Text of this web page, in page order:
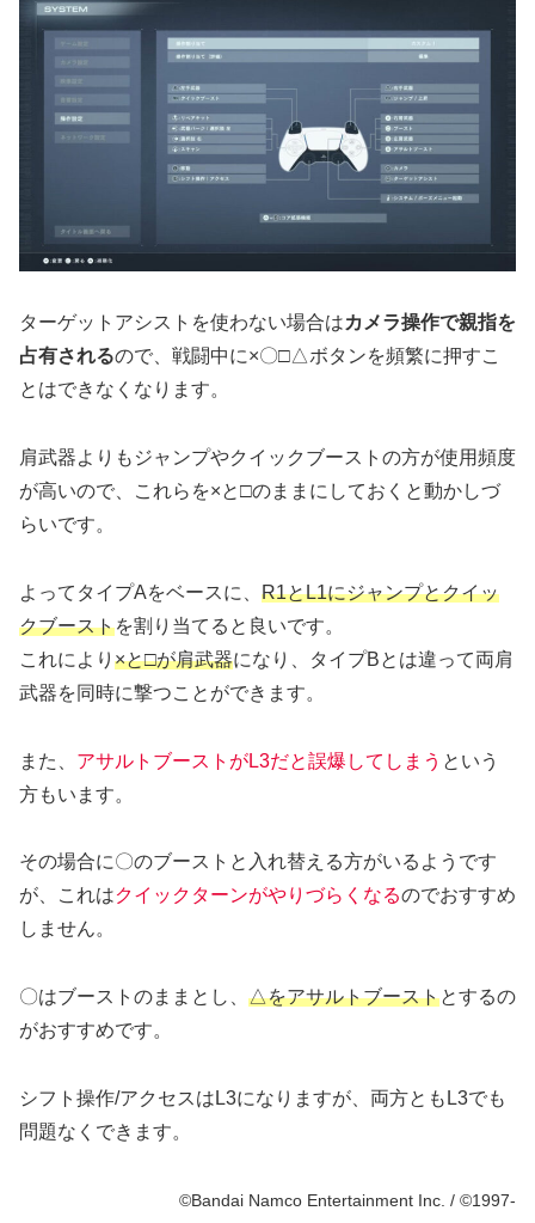
ターゲットアシストを使わない場合はカメラ操作で親指を
占有されるので、戦闘中に×〇□△ボタンを頻繁に押すこ
とはできなくなります。
肩武器よりもジャンプやクイックブーストの方が使用頻度
が高いので、これらを×と□のままにしておくと動かしづ
らいです。
よってタイプAをベースに、 R1とL1にジャンプとクイッ
クブーストを割り当てると良いです。
これにより ×と□が肩武器になり、タイプBとは違って両肩
武器を同時に撃つことができます。
また、 アサルトブーストがL3だと誤爆してしまう という
方もいます。
その場合に〇のブーストと入れ替える方がいるようです
が、これはクイックターンがやりづらくなるのでおすすめ
しません。
〇はブーストのままとし、 △をアサルトブーストとするの
がおすすめです。
シフト操作/アクセスはL3になりますが、両方ともL3でも
問題なくできます。
©Bandai Namco Entertainment Inc. / ©1997-